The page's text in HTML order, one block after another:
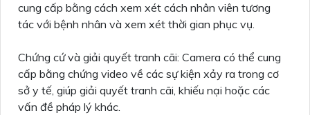
cung cấp bằng cách xem xét cách nhân viên tương
tác với bệnh nhân và xem xét thời gian phục vụ.
Chứng cứ và giải quyết tranh cãi: Camera có thể cung
cấp bằng chứng video về các sự kiện xảy ra trong cơ
sở y tế, giúp giải quyết tranh cãi, khiếu nại hoặc các
vấn đề pháp lý khác.